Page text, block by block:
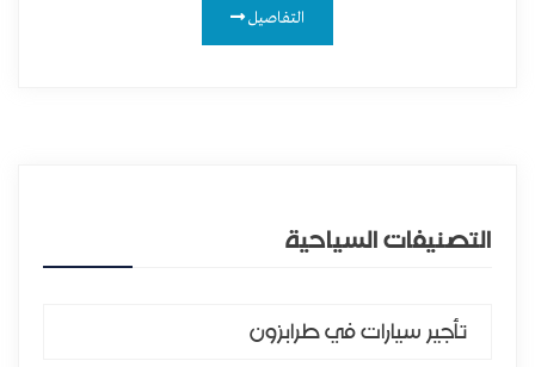
التفاصيل
التصنيفات السياحية
تأجير سيارات في طرابزون